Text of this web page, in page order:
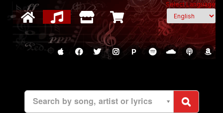
Select Language
P
Search by song, artist or lyrics